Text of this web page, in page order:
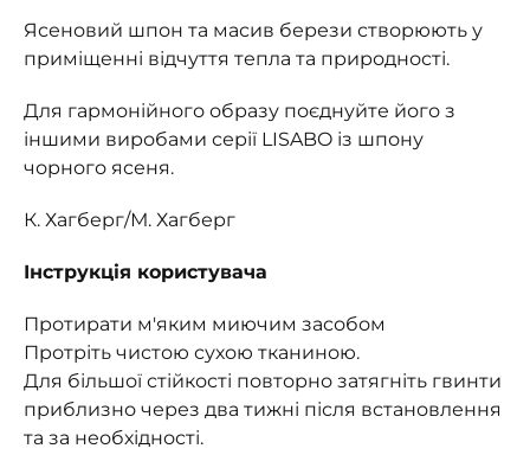
Ясеновий шпон та масив берези створюють у
приміщенні відчуття тепла та природності.
Для гармонійного образу поєднуйте його з
іншими виробами серії LISABO із шпону
чорного ясеня.
К. Хагберг/М. Хагберг
Інструкція користувача
Протирати м'яким миючим засобом
Протріть чистою сухою тканиною.
Для більшої стійкості повторно затягніть гвинти
приблизно через два тижні після встановлення
та за необхідності.